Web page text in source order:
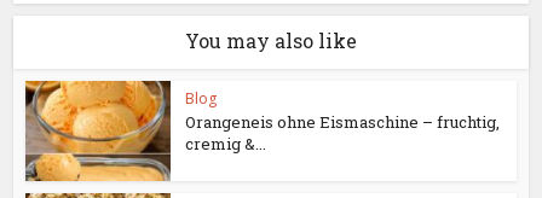
You may also like
Blog
Orangeneis ohne Eismaschine – fruchtig,
cremig &...